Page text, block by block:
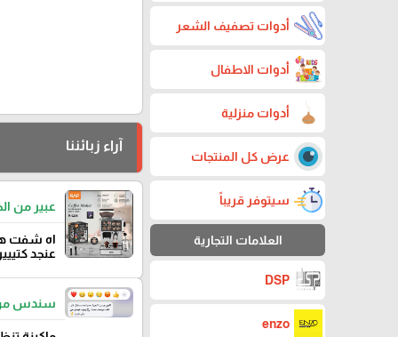
أدوات تصفيف الشعر
أدوات الاطفال
أدوات منزلية
عرض كل المنتجات
سيتوفر قريباً
العلامات التجارية
DSP
enzo
آراء زبائننا
عبير من
اه شفت
عنجد
سندس من